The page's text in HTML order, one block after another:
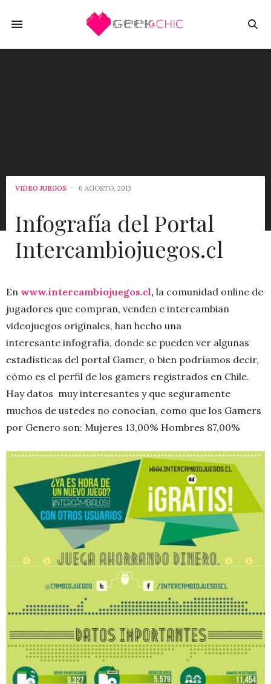
VIDEO JUEGOS 6 AGOSTO, 2013
Infografía del Portal
Intercambiojuegos.cl
En www.intercambiojuegos.cl, la comunidad online de
jugadores que compran, venden e intercambian
videojuegos originales, han hecho una
interesante infografía, donde se pueden ver algunas
estadísticas del portal Gamer, o bien podríamos decir,
cómo es el perfil de los gamers registrados en Chile.
Hay datos muy interesantes y que seguramente
muchos de ustedes no conocían, como que los Gamers
por Genero son: Mujeres 13,00% Hombres 87,00%